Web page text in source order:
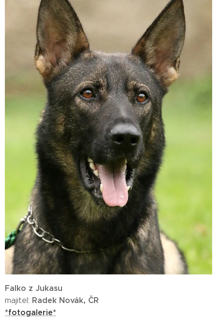
Falko z Jukasu
majitel: Radek Novák, ČR
*fotogalerie*